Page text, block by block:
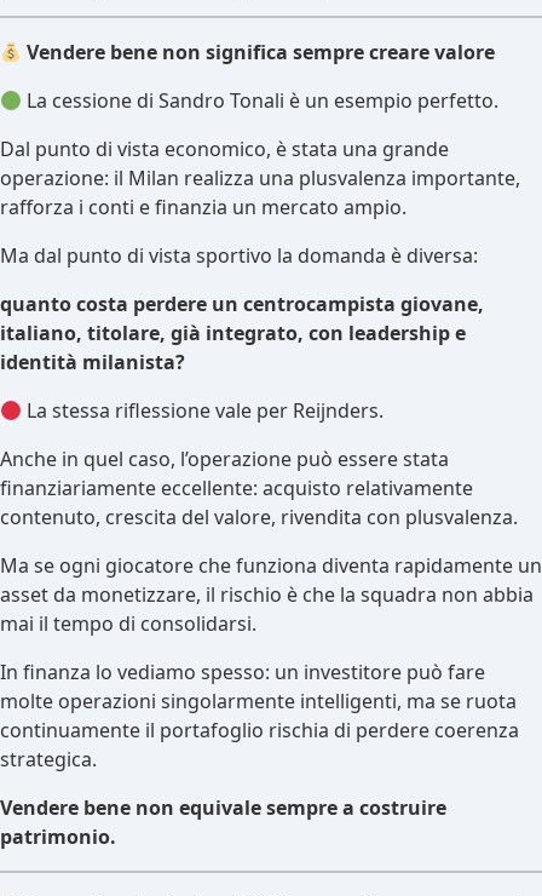
Vendere bene non significa sempre creare valore
La cessione di Sandro Tonali è un esempio perfetto.
Dal punto di vista economico, è stata una grande
operazione: il Milan realizza una plusvalenza importante,
rafforza i conti e finanzia un mercato ampio.
Ma dal punto di vista sportivo la domanda è diversa:
quanto costa perdere un centrocampista giovane,
italiano, titolare, già integrato, con leadership e
identità milanista?
La stessa riflessione vale per Reijnders.
Anche in quel caso, l’operazione può essere stata
finanziariamente eccellente: acquisto relativamente
contenuto, crescita del valore, rivendita con plusvalenza.
Ma se ogni giocatore che funziona diventa rapidamente un
asset da monetizzare, il rischio è che la squadra non abbia
mai il tempo di consolidarsi.
In finanza lo vediamo spesso: un investitore può fare
molte operazioni singolarmente intelligenti, ma se ruota
continuamente il portafoglio rischia di perdere coerenza
strategica.
Vendere bene non equivale sempre a costruire
patrimonio.